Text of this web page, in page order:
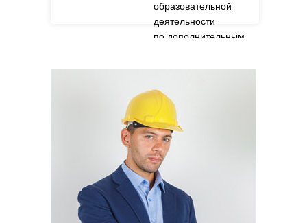
образовательной
деятельности
по дополнительным